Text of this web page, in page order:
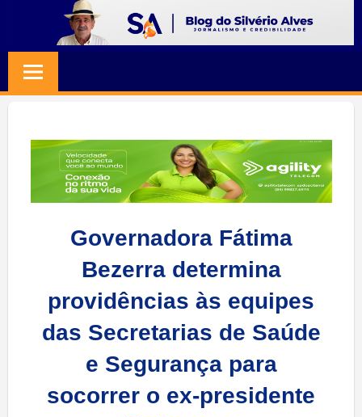
content
SILVERIO
ALVES
Jornalismo
Credibilidade
Governadora Fátima
Bezerra determina
providências às equipes
das Secretarias de Saúde
e Segurança para
socorrer o ex-presidente